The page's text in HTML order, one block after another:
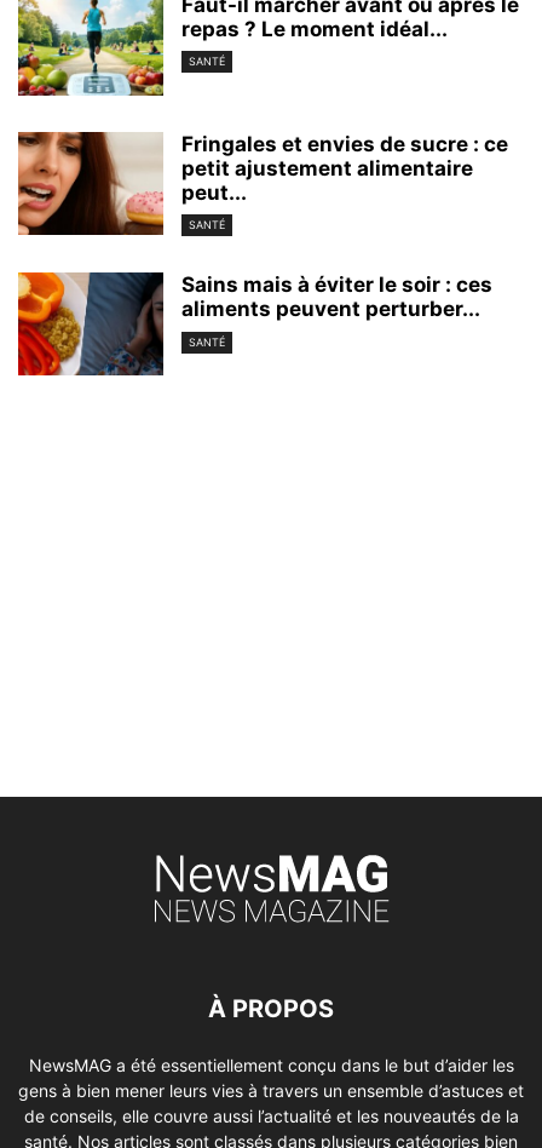
Faut-il marcher avant ou après le
repas ? Le moment idéal...
SANTÉ
Fringales et envies de sucre : ce
petit ajustement alimentaire
peut...
SANTÉ
Sains mais à éviter le soir : ces
aliments peuvent perturber...
SANTÉ
À PROPOS
NewsMAG a été essentiellement conçu dans le but d’aider les
gens à bien mener leurs vies à travers un ensemble d’astuces et
de conseils, elle couvre aussi l’actualité et les nouveautés de la
santé. Nos articles sont classés dans plusieurs catégories bien